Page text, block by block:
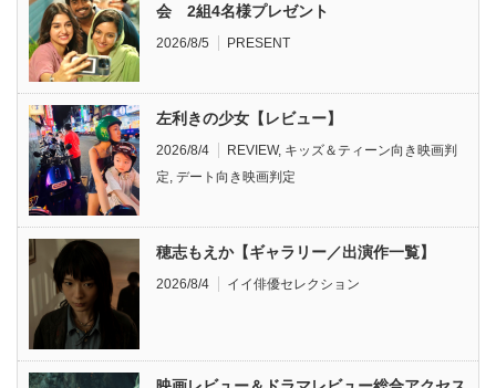
会 2組4名様プレゼント
2026/8/5 PRESENT
左利きの少女【レビュー】
2026/8/4 REVIEW, キッズ＆ティーン向き映画判
定 デート向き映画判定
穂志もえか【ギャラリー／出演作一覧】
2026/8/4 イイ俳優セレクション